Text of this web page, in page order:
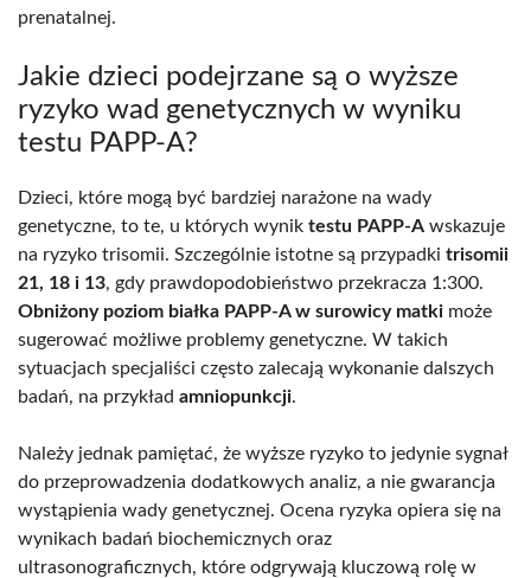
prenatalnej.
Jakie dzieci podejrzane są o wyższe
ryzyko wad genetycznych w wyniku
testu PAPP-A?
Dzieci, które mogą być bardziej narażone na wady
genetyczne, to te, u których wynik testu PAPP-A wskazuje
na ryzyko trisomii. Szczególnie istotne są przypadki trisomii
21, 18 i 13, gdy prawdopodobieństwo przekracza 1:300.
Obniżony poziom białka PAPP-A w surowicy matki może
sugerować możliwe problemy genetyczne. W takich
sytuacjach specjaliści często zalecają wykonanie dalszych
badań, na przykład amniopunkcji.
Należy jednak pamiętać, że wyższe ryzyko to jedynie sygnał
do przeprowadzenia dodatkowych analiz, a nie gwarancja
wystąpienia wady genetycznej. Ocena ryzyka opiera się na
wynikach badań biochemicznych oraz
ultrasonograficznych, które odgrywają kluczową rolę w